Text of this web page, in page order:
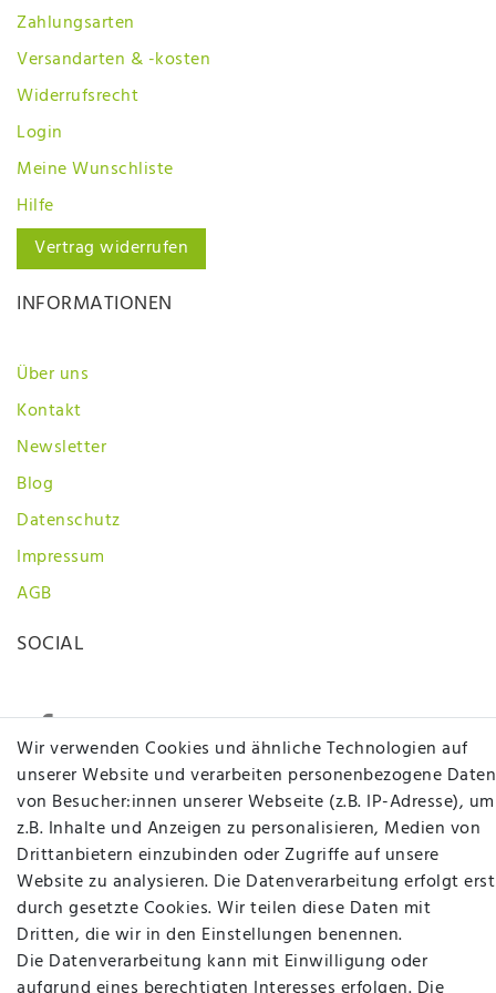
Zahlungsarten
Versandarten & -kosten
Widerrufsrecht
Login
Meine Wunschliste
Hilfe
Vertrag widerrufen
INFORMATIONEN
Über uns
Kontakt
Newsletter
Blog
Datenschutz
Impressum
AGB
SOCIAL
Betten Seifert – Ihr Fachgeschäft für Betten,
Matratzen, Bettwaren & mehr in Ibbenbüren. Sie
möchten richtig gut schlafen, legen Wert auf
qualitativ hochwertige Produkte und eine solide
Fachberatung für Matratzen und andere
Bettwaren? Dann sind Sie bei uns genau richtig.
Ob online oder vor Ort im Fachgeschäft in
Wir verwenden Cookies und ähnliche Technologien auf
unserer Website und verarbeiten personenbezogene Daten
von Besucher:innen unserer Webseite (z.B. IP-Adresse), um
z.B. Inhalte und Anzeigen zu personalisieren, Medien von
Drittanbietern einzubinden oder Zugriffe auf unsere
Website zu analysieren. Die Datenverarbeitung erfolgt erst
durch gesetzte Cookies. Wir teilen diese Daten mit
Dritten, die wir in den Einstellungen benennen.
Die Datenverarbeitung kann mit Einwilligung oder